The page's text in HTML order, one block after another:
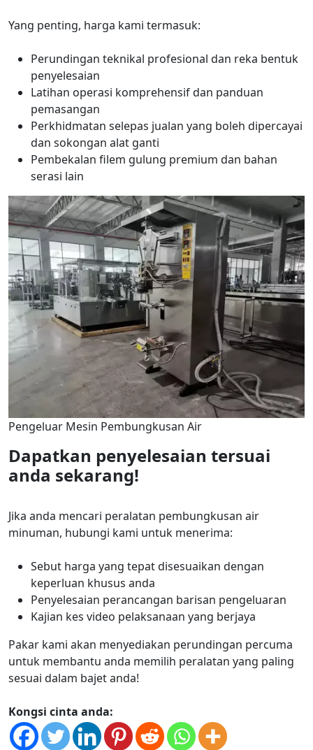
Yang penting, harga kami termasuk:
Perundingan teknikal profesional dan reka bentuk
penyelesaian
Latihan operasi komprehensif dan panduan
pemasangan
Perkhidmatan selepas jualan yang boleh dipercayai
dan sokongan alat ganti
Pembekalan filem gulung premium dan bahan
serasi lain
Pengeluar Mesin Pembungkusan Air
Dapatkan penyelesaian tersuai
anda sekarang!
Jika anda mencari peralatan pembungkusan air
minuman, hubungi kami untuk menerima:
Sebut harga yang tepat disesuaikan dengan
keperluan khusus anda
Penyelesaian perancangan barisan pengeluaran
Kajian kes video pelaksanaan yang berjaya
Pakar kami akan menyediakan perundingan percuma
untuk membantu anda memilih peralatan yang paling
sesuai dalam bajet anda!
Kongsi cinta anda: